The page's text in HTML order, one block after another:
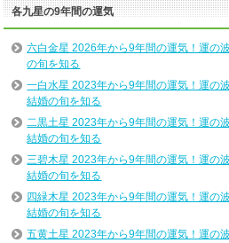
各九星の9年間の運気
六白金星 2026年から9年間の運気！運の
の旬を知る
一白水星 2023年から9年間の運気！運の
結婚の旬を知る
二黒土星 2023年から9年間の運気！運の
結婚の旬を知る
三碧木星 2023年から9年間の運気！運の
結婚の旬を知る
四緑木星 2023年から9年間の運気！運の
結婚の旬を知る
五黄土星 2023年から9年間の運気！運の